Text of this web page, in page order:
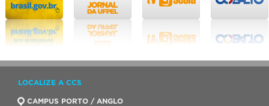
LOCALIZE A CCS
CAMPUS PORTO / ANGLO